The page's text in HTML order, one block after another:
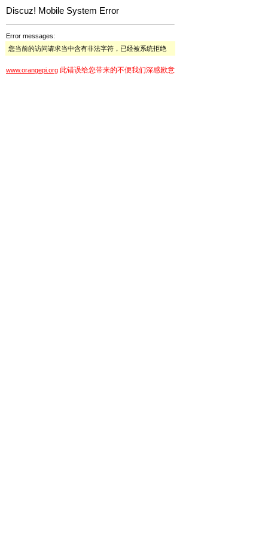
Discuz! Mobile System Error
Error messages:
您当前的访问请求当中含有非法字符，已经被系统拒绝
www.orangepi.org 此错误给您带来的不便我们深感歉意